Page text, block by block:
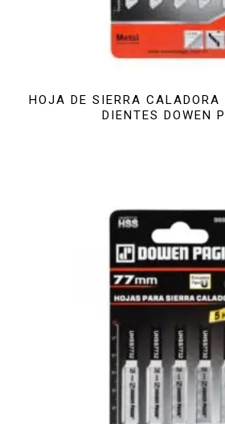
HOJA DE SIERRA
DIENTES DOWEN